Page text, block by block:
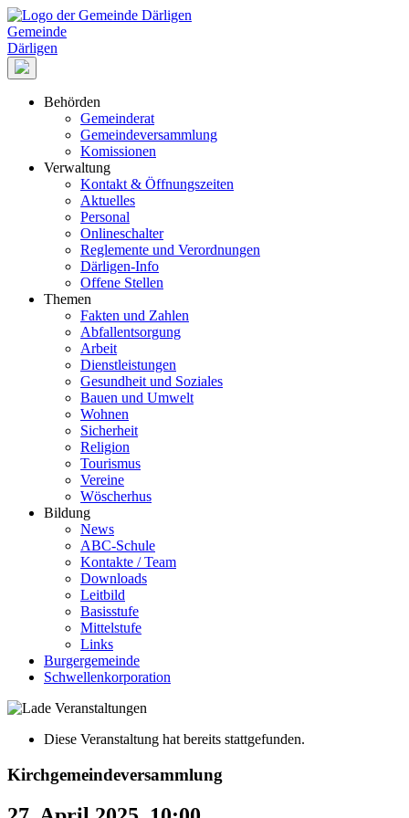
Gemeinde
Därligen
Behörden
Gemeinderat
Gemeindeversammlung
Komissionen
Verwaltung
Kontakt & Öffnungszeiten
Aktuelles
Personal
Onlineschalter
Reglemente und Verordnungen
Därligen-Info
Offene Stellen
Themen
Fakten und Zahlen
Abfallentsorgung
Arbeit
Dienstleistungen
Gesundheit und Soziales
Bauen und Umwelt
Wohnen
Sicherheit
Religion
Tourismus
Vereine
Wöscherhus
Bildung
News
ABC-Schule
Kontakte / Team
Downloads
Leitbild
Basisstufe
Mittelstufe
Links
Burgergemeinde
Schwellenkorporation
Diese Veranstaltung hat bereits stattgefunden.
Kirchgemeindeversammlung